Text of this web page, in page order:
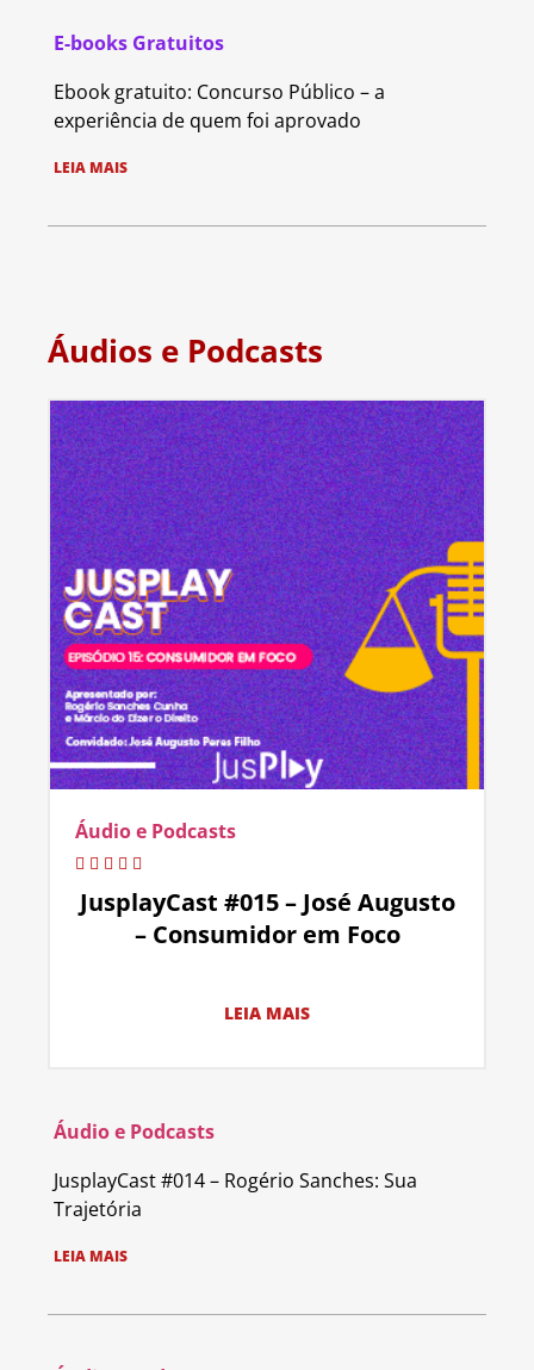
E-books Gratuitos
Ebook gratuito: Concurso Público – a
experiência de quem foi aprovado
LEIA MAIS
Áudios e Podcasts
Áudio e Podcasts
JusplayCast #015 – José Augusto
– Consumidor em Foco
LEIA MAIS
Áudio e Podcasts
JusplayCast #014 – Rogério Sanches: Sua
Trajetória
LEIA MAIS